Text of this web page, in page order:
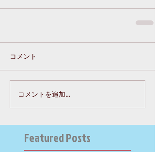
コメント
コメントを追加…
Featured Posts